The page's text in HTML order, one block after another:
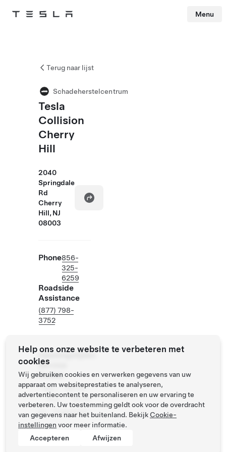
Tesla Menu
Terug naar lijst
Schadeherstelcentrum
Tesla
Collision
Cherry
Hill
2040
Springdale
Rd
Cherry
Hill, NJ
08003
Phone856-
325-
6259
Roadside
Assistance
(877) 798-
3752
Openingstijden
Service
Center
Ma -
Vrij
08:00 -
19:00
gesloten
Help ons onze website te verbeteren met
cookies
Wij gebruiken cookies en verwerken gegevens van uw
apparaat om websiteprestaties te analyseren,
advertentiecontent te personaliseren en uw ervaring te
verbeteren. Uw toestemming geldt ook voor de overdracht
van gegevens naar het buitenland. Bekijk Cookie-
instellingen voor meer informatie.
Accepteren
Afwijzen